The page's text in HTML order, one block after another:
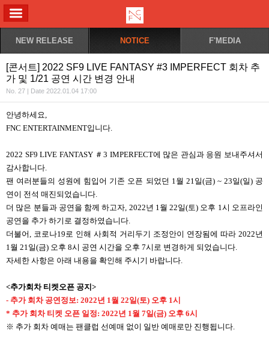
NEW RELEASE NOTICE F'MEDIA
[콘서트] 2022 SF9 LIVE FANTASY #3 IMPERFECT 회차 추
가 및 1/21 공연 시간 변경 안내
No. 27 | Date 2022.01.04 17:00
안녕하세요,
FNC ENTERTAINMENT입니다.
2022 SF9 LIVE FANTASY ＃3 IMPERFECT에 많은 관심과 응원 보내주셔서
감사합니다.
팬 여러분들의 성원에 힘입어 기존 오픈 되었던 1월 21일(금) ~ 23일(일) 공
연이 전석 매진되었습니다.
더 많은 분들과 공연을 함께 하고자, 2022년 1월 22일(토) 오후 1시 오프라인
공연을 추가 하기로 결정하였습니다.
더불어, 코로나19로 인해 사회적 거리두기 조정안이 연장됨에 따라 2022년
1월 21일(금) 오후 8시 공연 시간을 오후 7시로 변경하게 되었습니다.
자세한 사항은 아래 내용을 확인해 주시기 바랍니다.
<추가회차 티켓오픈 공지>
- 추가 회차 공연정보: 2022년 1월 22일(토) 오후 1시
* 추가 회차 티켓 오픈 일정: 2022년 1월 7일(금) 오후 6시
※ 추가 회차 예매는 팬클럽 선예매 없이 일반 예매로만 진행됩니다.